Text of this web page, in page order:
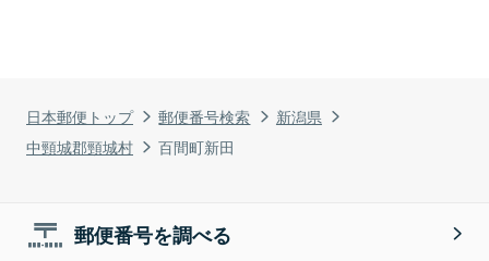
日本郵便トップ 郵便番号検索
新潟県
中頸城郡頸城村
百間町新田
郵便番号を調べる